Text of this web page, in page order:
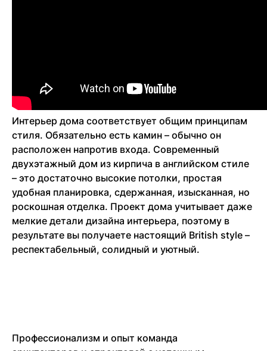
Интерьер дома соответствует общим принципам
стиля. Обязательно есть камин – обычно он
расположен напротив входа. Современный
двухэтажный дом из кирпича в английском стиле
– это достаточно высокие потолки, простая
удобная планировка, сдержанная, изысканная, но
роскошная отделка. Проект дома учитывает даже
мелкие детали дизайна интерьера, поэтому в
результате вы получаете настоящий British style –
респектабельный, солидный и уютный.
Профессионализм и опыт команда